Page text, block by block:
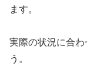
ます。
実際の状況に合
う。